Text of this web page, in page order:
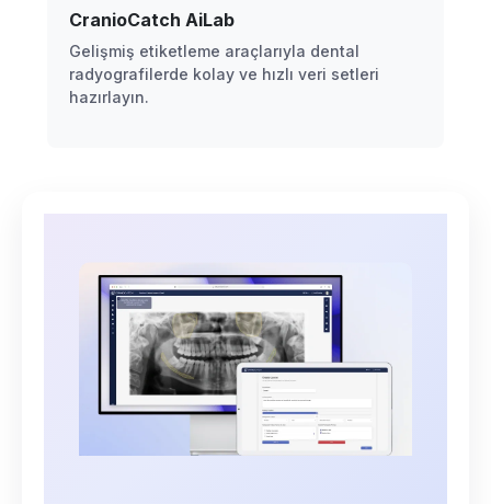
CranioCatch AiLab
Gelişmiş etiketleme araçlarıyla dental
radyografilerde kolay ve hızlı veri setleri
hazırlayın.